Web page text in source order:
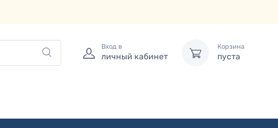
Вход в
личный кабинет
Корзина
пуста